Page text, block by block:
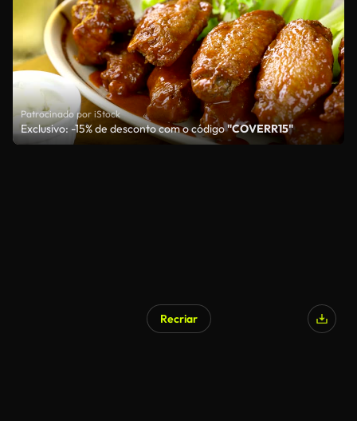
Patrocinado por iStock
Exclusivo: -15% de desconto com o código"COVERR15"
Recriar